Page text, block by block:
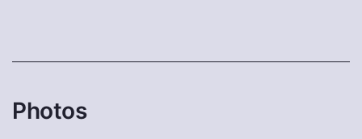
Photos